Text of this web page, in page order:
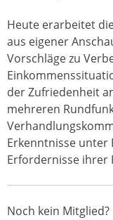
Heute erarbeitet
aus eigener
Vorschläge zu
der Zufriedenheit
mehreren
Erkenntnisse unter
Erfordernisse ihrer
Noch kein Mitglied?